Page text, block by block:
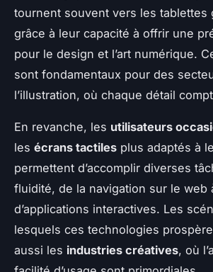
tournent souvent vers les tablettes
grâce à leur capacité à offrir une
pour le design et l’art numérique.
sont fondamentaux pour des
l’illustration, où chaque détail
En revanche, les utilisateurs
les écrans tactiles plus adaptés à
permettent d’accomplir diverses
fluidité, de la navigation sur le web
d’applications interactives. Les
lesquels ces technologies
aussi les industries créatives, où